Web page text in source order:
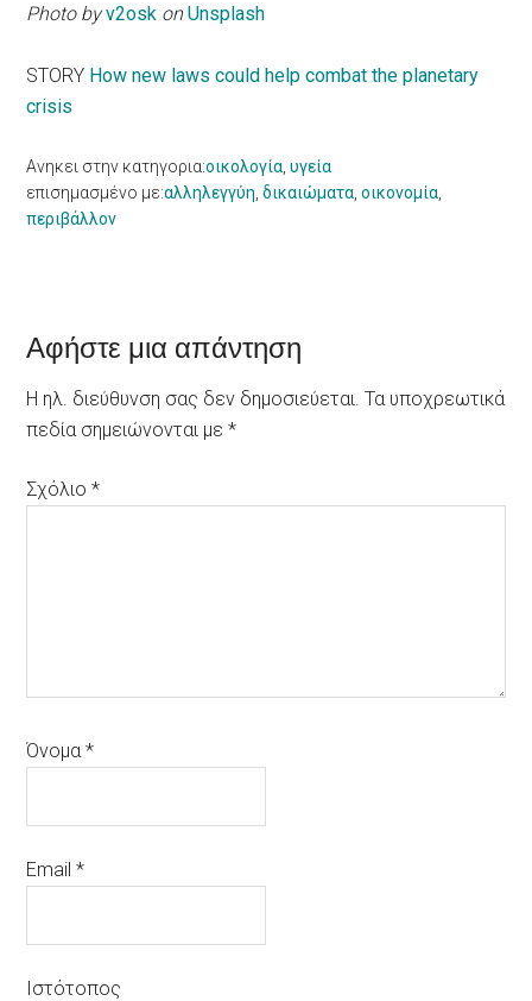
Photo byv2osk onUnsplash
STORY How new laws could help combat the planetary
crisis
Ανηκει στην κατηγορια:οικολογία ,υγεία
επισημασμένο με:αλληλεγγύη ,δικαιώματα ,οικονομία
περιβάλλον
Reader
Interactions
Αφήστε μια απάντηση
Η ηλ. διεύθυνση σας δεν δημοσιεύεται. Τα υποχρεωτικά
πεδία σημειώνονται με*
Σχόλιο*
Όνομα*
Email*
Ιστότοπος